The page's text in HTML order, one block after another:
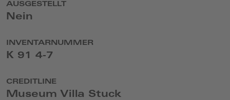
AUSGESTELLT
Nein
INVENTARNUMMER
K 91 4-7
CREDITLINE
Museum Villa Stuck